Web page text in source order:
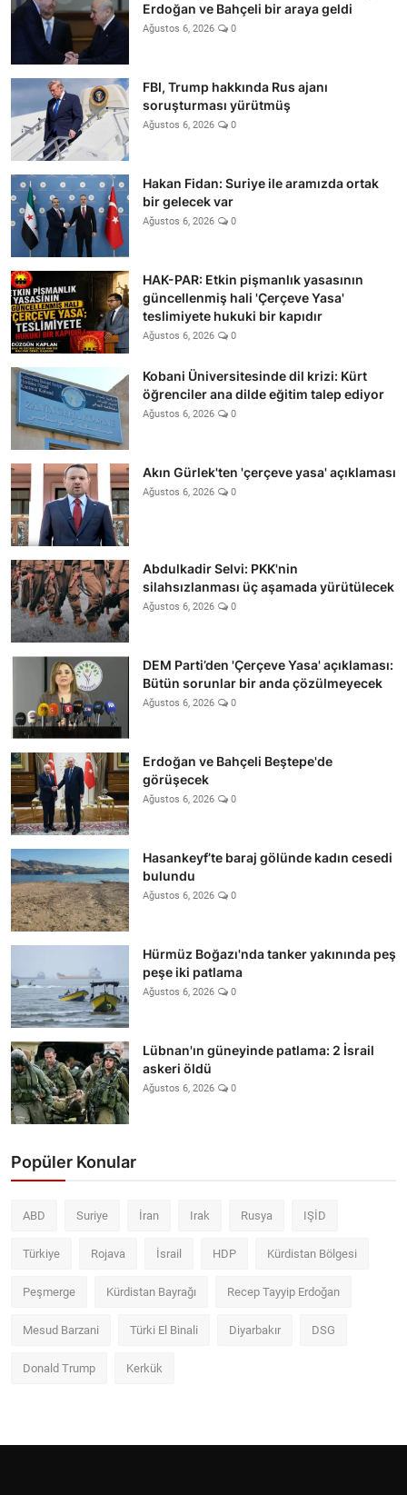
Erdoğan ve Bahçeli bir araya geldi
Ağustos 6, 2026 0
FBI, Trump hakkında Rus ajanı
soruşturması yürütmüş
Ağustos 6, 2026 0
Hakan Fidan: Suriye ile aramızda ortak
bir gelecek var
Ağustos 6, 2026 0
HAK-PAR: Etkin pişmanlık yasasının
güncellenmiş hali 'Çerçeve Yasa'
teslimiyete hukuki bir kapıdır
Ağustos 6, 2026 0
Kobani Üniversitesinde dil krizi: Kürt
öğrenciler ana dilde eğitim talep ediyor
Ağustos 6, 2026 0
Akın Gürlek'ten 'çerçeve yasa' açıklaması
Ağustos 6, 2026 0
Abdulkadir Selvi: PKK'nin
silahsızlanması üç aşamada yürütülecek
Ağustos 6, 2026 0
DEM Parti’den 'Çerçeve Yasa' açıklaması:
Bütün sorunlar bir anda çözülmeyecek
Ağustos 6, 2026 0
Erdoğan ve Bahçeli Beştepe'de
görüşecek
Ağustos 6, 2026 0
Hasankeyf’te baraj gölünde kadın cesedi
bulundu
Ağustos 6, 2026 0
Hürmüz Boğazı'nda tanker yakınında peş
peşe iki patlama
Ağustos 6, 2026 0
Lübnan'ın güneyinde patlama: 2 İsrail
askeri öldü
Ağustos 6, 2026 0
Popüler Konular
ABD Suriye İran Irak Rusya IŞİD
Türkiye Rojava İsrail HDP Kürdistan Bölgesi
Peşmerge Kürdistan Bayrağı Recep Tayyip Erdoğan
Mesud Barzani Türki El Binali Diyarbakır DSG
Donald Trump Kerkük